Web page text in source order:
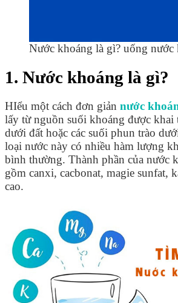
Nước khoáng là gì? uống
1. Nước khoáng là gì?
HIểu một cách đơn giản nước
lấy từ nguồn suối khoáng được khai
dưới đất hoặc các suối phun trào
loại nước này có nhiều hàm lượng
bình thường. Thành phần của nước
gồm canxi, cacbonat, magie sunfat,
cao.